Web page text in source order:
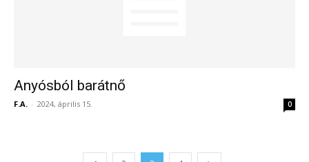
Anyósból barátnő
F.A. - 2024, április 15. 0